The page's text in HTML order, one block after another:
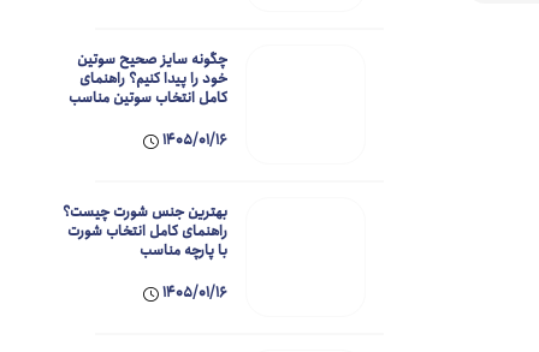
چگونه سایز صحیح سوتین
خود را پیدا کنیم؟ راهنمای
کامل انتخاب سوتین مناسب
1405/01/16
بهترین جنس شورت چیست؟
راهنمای کامل انتخاب شورت
با پارچه مناسب
1405/01/16